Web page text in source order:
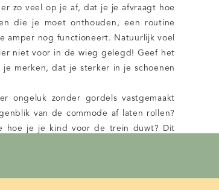
zo veel op je af, dat je je afvraagt hoe
die je moet onthouden, een routine
amper nog functioneert. Natuurlijk voel
niet voor in de wieg gelegd! Geef het
merken, dat je sterker in je schoenen
ongeluk zonder gordels vastgemaakt
van de commode af laten rollen?
hoe je je kind voor de trein duwt? Dit